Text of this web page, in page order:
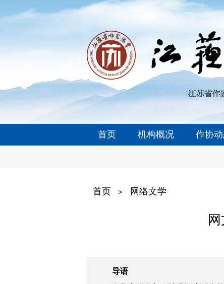
首页 机构概况 作协
首页 > 网络文学
导语